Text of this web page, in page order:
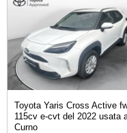
Toyota Yaris Cross Active
115cv e-cvt del 2022 usata
Curno